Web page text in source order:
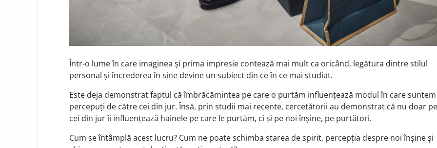
Într-o lume în care imaginea și prima impresie contează mai mult ca oricând, legătura dintre stilul
personal și încrederea în sine devine un subiect din ce în ce mai studiat.
Este deja demonstrat faptul că îmbrăcămintea pe care o purtăm influențează modul în care suntem
percepuți de către cei din jur. Însă, prin studii mai recente, cercetătorii au demonstrat că nu doar pe
cei din jur îi influențează hainele pe care le purtăm, ci și pe noi înșine, pe purtători.
Cum se întâmplă acest lucru? Cum ne poate schimba starea de spirit, percepția despre noi înșine și